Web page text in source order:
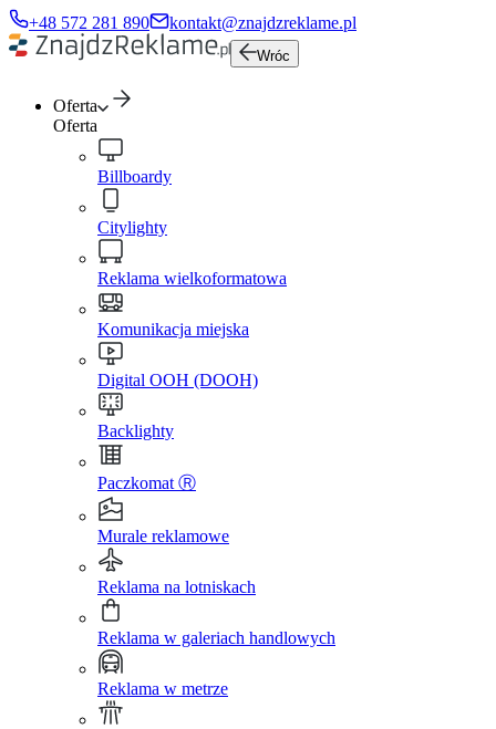
+48 572 281 890 kontakt@znajdzreklame.pl
Wróc
Oferta
Oferta
Billboardy
Citylighty
Reklama wielkoformatowa
Komunikacja miejska
Digital OOH (DOOH)
Backlighty
Paczkomat Ⓡ
Murale reklamowe
Reklama na lotniskach
Reklama w galeriach handlowych
Reklama w metrze